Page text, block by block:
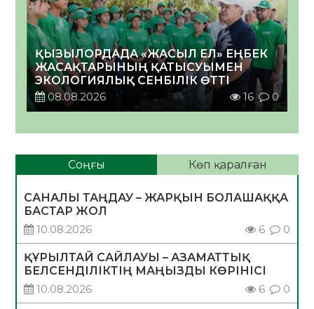
ҚЫЗЫЛОРДАДА «ЖАСЫЛ ЕЛ» ЕҢБЕК
ЖАСАҚТАРЫНЫҢ ҚАТЫСУЫМЕН
ЭКОЛОГИЯЛЫҚ СЕНБІЛІК ӨТТІ
08.08.2026
16 0
Соңғы Көп қаралған
САНАЛЫ ТАҢДАУ – ЖАРҚЫН БОЛАШАҚҚА
БАСТАР ЖОЛ
10.08.2026
6 0
ҚҰРЫЛТАЙ САЙЛАУЫ – АЗАМАТТЫҚ
БЕЛСЕНДІЛІКТІҢ МАҢЫЗДЫ КӨРІНІСІ
10.08.2026
6 0